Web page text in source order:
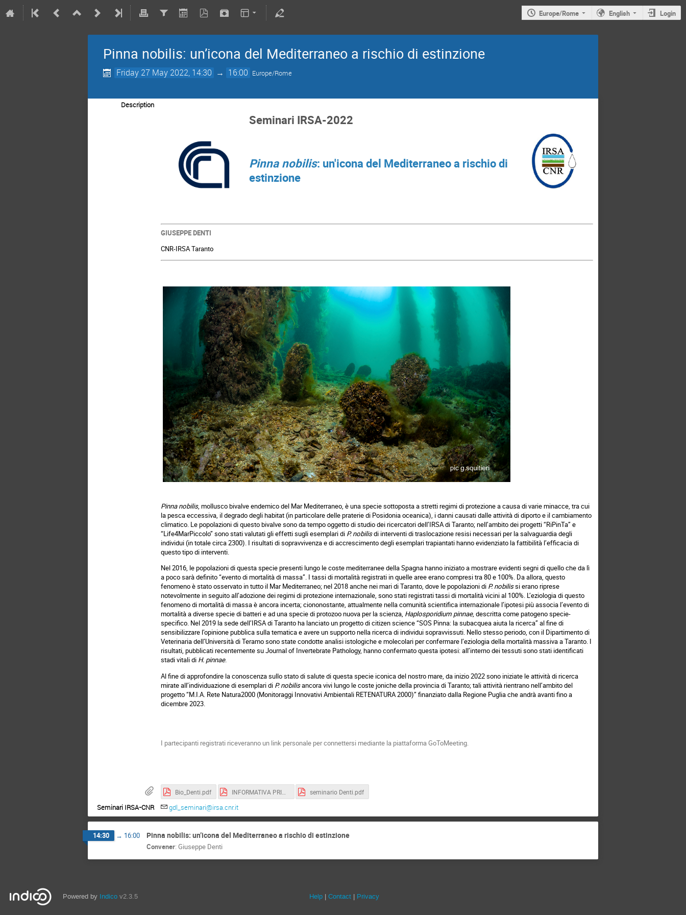
Europe/Rome English Login
Pinna nobilis: un’icona del Mediterraneo a rischio di estinzione
Friday 27 May 2022, 14:30 → 16:00 Europe/Rome
Description
Seminari IRSA-2022
Pinna nobilis: un'icona del Mediterraneo a rischio di
estinzione
GIUSEPPE DENTI
CNR-IRSA Taranto
Pinnanobilis, mollusco bivalve endemico del Mar Mediterraneo, è una specie sottoposta a stretti regimi di protezione a causa di varie minacce, tra cui
la pesca eccessiva, il degrado degli habitat (in particolare delle praterie di Posidonia oceanica), i danni causati dalle attività di diporto e il cambiamento
climatico. Le popolazioni di questo bivalve sono da tempo oggetto di studio dei ricercatori dell’IRSA di Taranto; nell’ambito dei progetti “RiPinTa” e
“Life4MarPiccolo” sono stati valutati gli effetti sugli esemplari di P.nobilisdi interventi di traslocazione resisi necessari per la salvaguardia degli
individui (in totale circa 2300). I risultati di sopravvivenza e di accrescimento degli esemplari trapiantati hanno evidenziato la fattibilità l’efficacia di
questo tipo di interventi.
Nel 2016, le popolazioni di questa specie presenti lungo le coste mediterranee della Spagna hanno iniziato a mostrare evidenti segni di quello che da lì
a poco sarà definito “evento di mortalità di massa”. I tassi di mortalità registrati in quelle aree erano compresi tra 80 e 100%. Da allora, questo
fenomeno è stato osservato in tutto il Mar Mediterraneo; nel 2018 anche nei mari di Taranto, dove le popolazioni di P.nobilissi erano riprese
notevolmente in seguito all’adozione dei regimi di protezione internazionale, sono stati registrati tassi di mortalità vicini al 100%. L’eziologia di questo
fenomeno di mortalità di massa è ancora incerta; ciononostante, attualmente nella comunità scientifica internazionale l’ipotesi più associa l’evento di
mortalità a diverse specie di batteri e ad una specie di protozoo nuova per la scienza, Haplosporidium pinnae, descritta come patogeno specie-
specifico. Nel 2019 la sede dell’IRSA di Taranto ha lanciato un progetto dicitizenscience “SOS Pinna: la subacquea aiuta la ricerca” al fine di
sensibilizzare l’opinione pubblica sulla tematica e avere un supporto nella ricerca di individui sopravvissuti. Nello stesso periodo, con il Dipartimento di
Veterinaria dell’Università di Teramo sono state condotte analisi istologiche e molecolari per confermare l’eziologia della mortalità massiva a Taranto. I
risultati, pubblicati recentemente su Journal of Invertebrate Pathology, hanno confermato questa ipotesi: all’interno dei tessuti sono stati identificati
stadi vitali di H. pinnae.
Al fine di approfondire la conoscenza sullo stato di salute di questa specie iconica del nostro mare, da inizio 2022 sono iniziate le attività di ricerca
mirate all’individuazione di esemplari di P.nobilisancora vivi lungo le coste joniche della provincia di Taranto; tali attività rientrano nell’ambito del
progetto “M.I.A. Rete Natura2000 (Monitoraggi Innovativi Ambientali RETENATURA 2000)” finanziato dalla Regione Puglia che andrà avanti fino a
dicembre 2023.
I partecipanti registrati riceveranno un link personale per connettersi mediante la piattaforma GoToMeeting.
Bio_Denti.pdf seminario Denti.pdf
Seminari IRSA-CNR gdl_seminari@irsa.cnr.it
14:30 → 16:00 Pinna nobilis: un’icona del Mediterraneo a rischio di estinzione
Convener: Giuseppe Denti
Powered by Indico v2.3.5 Help Contact Privacy